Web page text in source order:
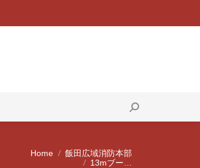
Search:
You are here:
Home
飯田広域消防本部
13mブー…